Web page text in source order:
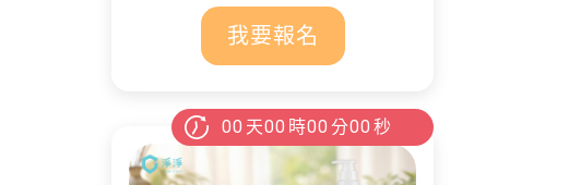
我要報名
00 天00 時00 分00 秒